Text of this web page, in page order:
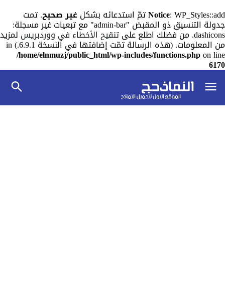
Notice: WP_Styles::add تمّ استدعائه بشكل غير صحيح. تمت
جدولة التنسيق ذو المقبض "admin-bar" مع تبعيات غير مسجلة:
dashicons. من فضلك اطلع على تنقيح الأخطاء في ووردبريس لمزيد
من المعلومات. (هذه الرسالة تمّت إضافتها في النسخة 6.9.1.) in
/home/elnmuzj/public_html/wp-includes/functions.phpon line
6170